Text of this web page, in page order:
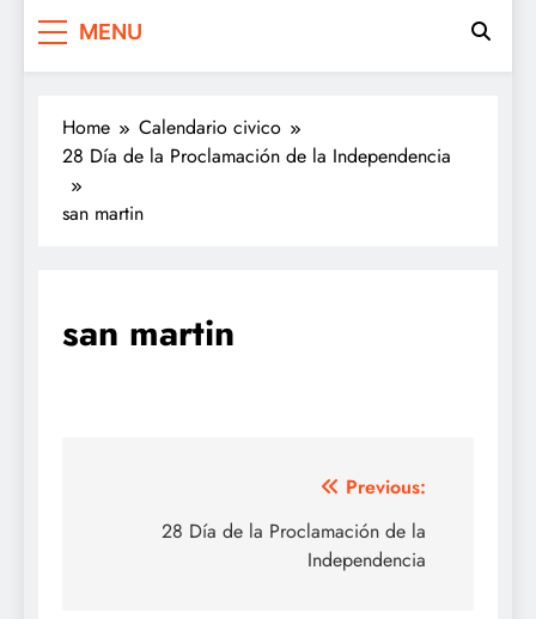
MENU
Home
Calendario civico
28 Día de la Proclamación de la Independencia
san martin
san martin
Previous:
28 Día de la Proclamación de la
Independencia